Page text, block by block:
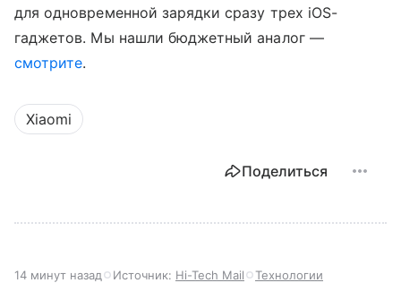
для одновременной зарядки сразу трех iOS-
гаджетов. Мы нашли бюджетный аналог —
смотрите.
Xiaomi
Поделиться
14 минут назад Источник: Hi-Tech Mail Технологии